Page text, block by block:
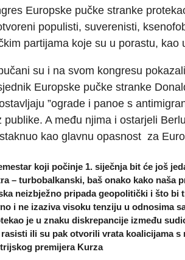
Europske pučke stranke
populisti, suverenisti,
partijama koje su u porastu,
su i na svom kongresu
Europske pučke stranke
”ograde i panoe s
publike. A među njima i ostarjeli
kao glavnu opasnost za
koji počinje 1. siječnja bit će još
– turbobalkanski, baš onako kako
neizbježno pripada geopolitički i što bi
i ne izaziva visoku tenziju u odnosima
je u znaku diskrepancije između
ili su pak otvorili vrata koalicijama
premijera Kurza